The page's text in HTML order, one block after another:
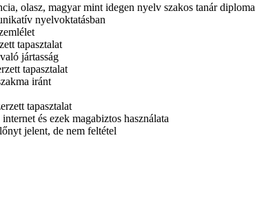
olasz, magyar mint idegen nyelv szakos tanár diploma
nyelvoktatásban
tapasztalat
jártasság
tapasztalat
iránt
tapasztalat
és ezek magabiztos használata
jelent, de nem feltétel